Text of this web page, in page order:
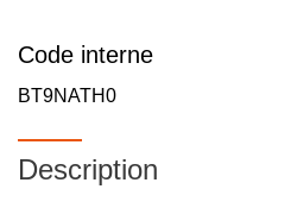
Code interne
BT9NATH0
Description